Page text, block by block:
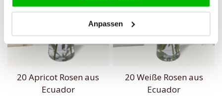
Anpassen
20 Apricot Rosen aus
Ecuador
20 Weiße Rosen aus
Ecuador